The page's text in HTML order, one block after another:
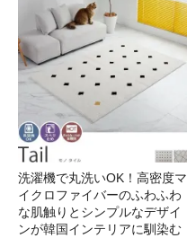
洗濯機で丸洗いOK！高密度マ
イクロファイバーのふわふわ
な肌触りとシンプルなデザイ
ンが韓国インテリアに馴染む